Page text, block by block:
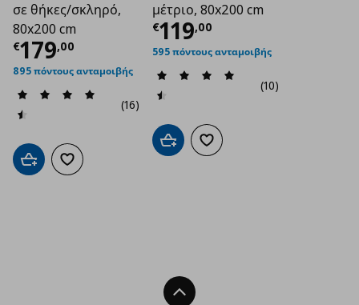
σε θήκες/σκληρό,
80x200 cm
€179,00
Τρέχουσα τιμή€ 179,00
895 πόντους ανταμοιβής
(16)
Προσθήκη στο καλάθι
Προσθήκη στα αγαπημένα
μέτριο, 80x200 cm
€119,00
Τρέχουσα τιμή
595 πόντους ανταμοιβής
(10)
Προσθήκη στο καλάθι
Προσθήκη στα αγαπημένα
Back To Top